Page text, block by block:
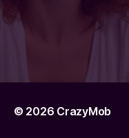
© 2026 CrazyMob